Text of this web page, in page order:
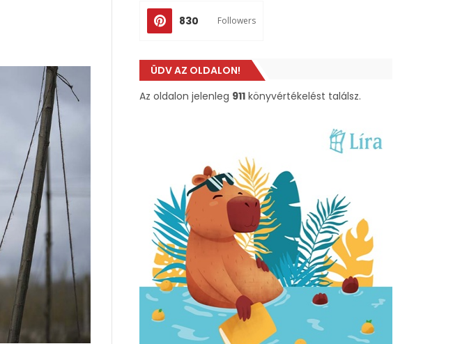
830 Followers
ÜDV AZ OLDALON!
Az oldalon jelenleg 911 könyvértékelést találsz.